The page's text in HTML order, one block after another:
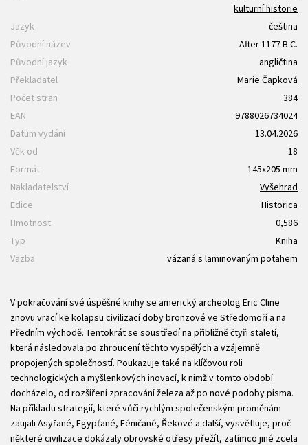
kulturní historie
Jazyk
čeština
Původní název
After 1177 B.C.
Původní jazyk
angličtina
Překladatel
Marie Čapková
Počet stran
384
EAN
9788026734024
Datum vydání
13.04.2026
Věk od
18
Formát
145x205 mm
Nakladatelství
Vyšehrad
Edice
Historica
Hmotnost
0,586
Typ
Kniha
Vazba
vázaná s laminovaným potahem
V pokračování své úspěšné knihy se americký archeolog Eric Cline
znovu vrací ke kolapsu civilizací doby bronzové ve Středomoří a na
Předním východě. Tentokrát se soustředí na přibližně čtyři staletí,
která následovala po zhroucení těchto vyspělých a vzájemně
propojených společností. Poukazuje také na klíčovou roli
technologických a myšlenkových inovací, k nimž v tomto období
docházelo, od rozšíření zpracování železa až po nové podoby písma.
Na příkladu strategií, které vůči rychlým společenským proměnám
zaujali Asyřané, Egypťané, Féničané, Řekové a další, vysvětluje, proč
některé civilizace dokázaly obrovské otřesy přežít, zatímco jiné zcela